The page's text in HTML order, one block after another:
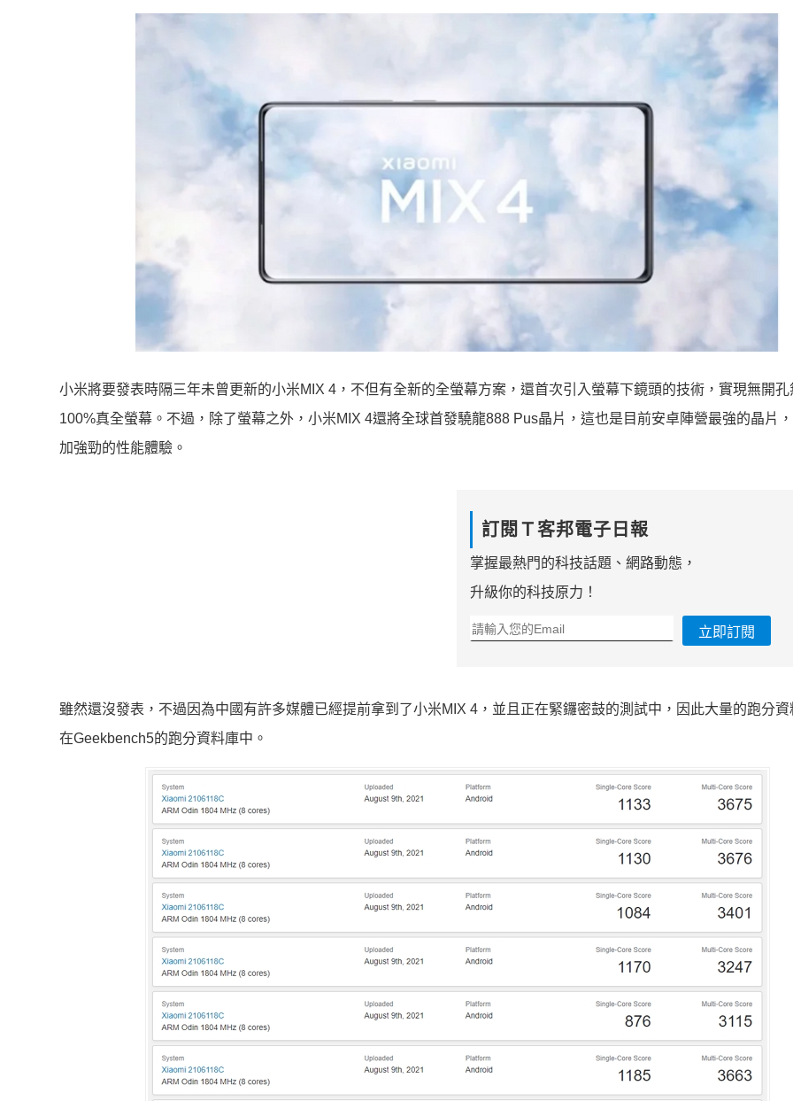
小米將要發表時隔三年未曾更新的小米MIX 4，不但有全新的全螢幕方案，還首次引入螢幕下鏡頭的技術，實現無開
100%真全螢幕。不過，除了螢幕之外，小米MIX 4還將全球首發驍龍888 Pus晶片，這也是目前安卓陣營最強的晶片
加強勁的性能體驗。
訂閱Ｔ客邦電子日報
掌握最熱門的科技話題、網路動態，
升級你的科技原力！
立即訂閱
雖然還沒發表，不過因為中國有許多媒體已經提前拿到了小米MIX 4，並且正在緊鑼密鼓的測試中，因此大量的跑分
在Geekbench5的跑分資料庫中。